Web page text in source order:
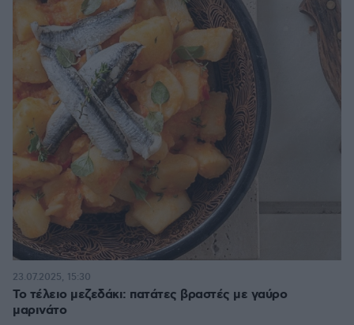
Το τέλειο μεζεδάκι: πατάτες βραστές με γαύρο
μαρινάτο
23.07.2025, 15:30